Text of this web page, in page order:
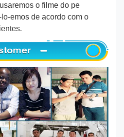
o filme do pe
emos de acordo com o